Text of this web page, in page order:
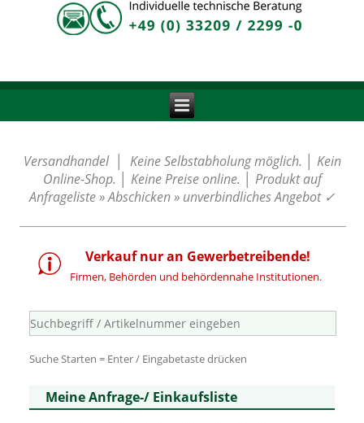
Versandhandel │ Keine Selbstabholung möglich. │ Kein
Online-Shop. │ Keine Preise online. │ Produkt auf
Anfrageliste » Abschicken » unverbindliches Angebot ✓
Verkauf nur an Gewerbetreibende!
Firmen, Behörden und behördennahe Institutionen.
Suche Starten = Enter / Eingabetaste drücken
Meine Anfrage-/ Einkaufsliste